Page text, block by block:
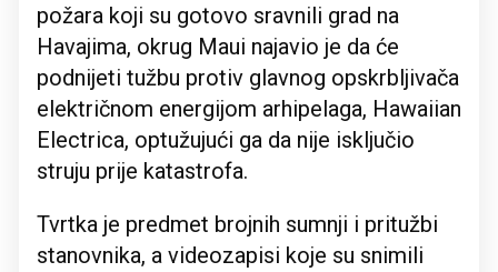
požara koji su gotovo sravnili grad na
Havajima, okrug Maui najavio je da će
podnijeti tužbu protiv glavnog opskrbljivača
električnom energijom arhipelaga, Hawaiian
Electrica, optužujući ga da nije isključio
struju prije katastrofa.
Tvrtka je predmet brojnih sumnji i pritužbi
stanovnika, a videozapisi koje su snimili